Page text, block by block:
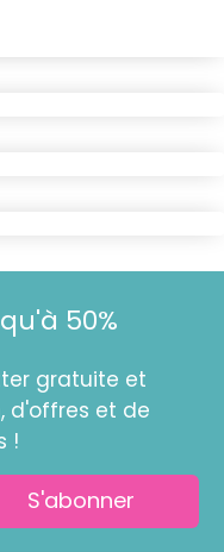
50%
gratuite et
d'offres et de
!
S'abonner